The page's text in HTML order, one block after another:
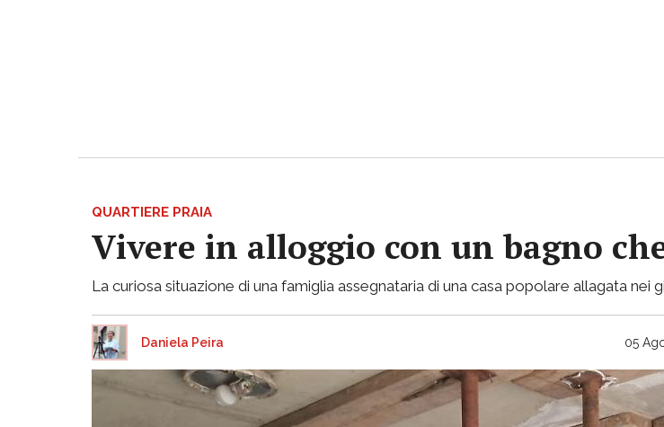
QUARTIERE PRAIA
Vivere in alloggio con un bagno
La curiosa situazione di una famiglia assegnataria di una casa popolare allagata nei
Daniela Peira 05